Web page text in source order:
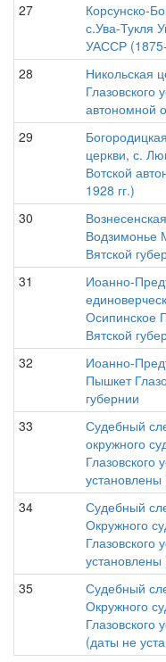
27
Корсунско-
с.Ува-Тукля
УАССР (1875-
28
Никольская
Глазовского
автономной
29
церкви, с.
Вотской
1928 гг.)
30
Водзимонье
Вятской
31
Иоанно-
Осипинское
Вятской
32
Иоанно-
Пышкет
губернии
33
Судебный
окружного
Глазовского
установлены
34
Судебный
Окружного
Глазовского
установлены
35
Судебный
Окружного
Глазовского
(даты не